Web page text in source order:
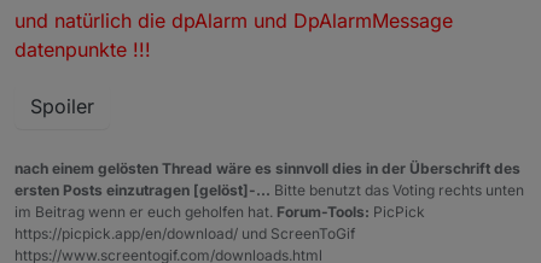
09:43:52.349	info	javascript.0
Hmm entweder mach ich noch was falsch oder
und natürlich die dpAlarm und DpAlarmMessage
datenpunkte !!!
Spoiler
nach einem gelösten Thread wäre es sinnvoll dies in der Überschrift des
ersten Posts einzutragen [gelöst]-... Bitte benutzt das Voting rechts unten
im Beitrag wenn er euch geholfen hat. Forum-Tools: PicPick
https://picpick.app/en/download/ und ScreenToGif
https://www.screentogif.com/downloads.html